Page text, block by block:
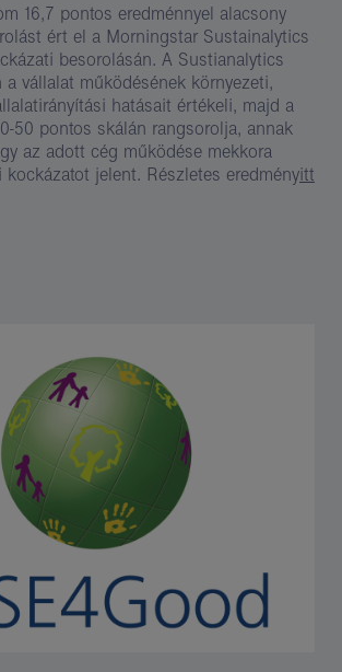
16,7 pontos eredménnyel alacsony
ért el a Morningstar Sustainalytics
besorolásán. A Sustianalytics
vállalat működésének környezeti,
hatásait értékeli, majd a
50 pontos skálán rangsorolja, annak
az adott cég működése mekkora
jelent. Részletes eredményitt